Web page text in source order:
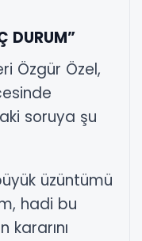
DURUM”
Özgür Özel,
soruya şu
üzüntümü
hadi bu